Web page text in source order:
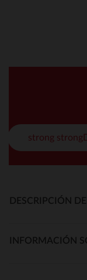
strong
DESCRIPCIÓN
INFORMACIÓN